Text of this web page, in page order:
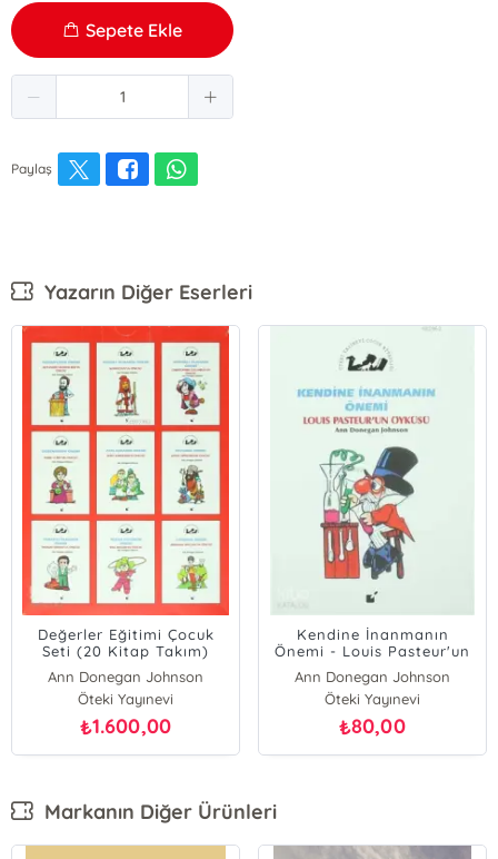
Sepete Ekle
Paylaş
Yazarın Diğer Eserleri
Değerler Eğitimi Çocuk
Seti (20 Kitap Takım)
Ann Donegan Johnson
Öteki Yayınevi
₺1.600,00
Kendine İnanmanın
Önemi - Louis Pasteur'un
Ann Donegan Johnson
Öteki Yayınevi
₺80,00
Markanın Diğer Ürünleri